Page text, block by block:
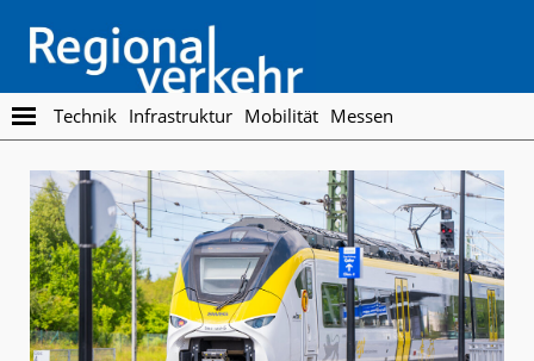
main
content
footer
Regionalverkehr
Die
Fachzeitschrift
den
Öffentlichen
Personennahverkehr
Technik Infrastruktur Mobilität Messen